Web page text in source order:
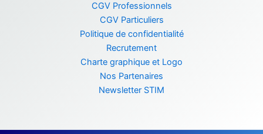
CGV Professionnels
CGV Particuliers
Politique de confidentialité
Recrutement
Charte graphique et Logo
Nos Partenaires
Newsletter STIM